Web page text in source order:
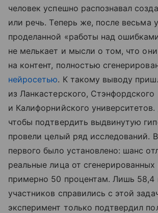
человек успешно распознавал
или речь. Теперь же, после весьма
проделанной «работы над
не мелькает и мысли о том, что
на контент, полностью
нейросетью. К такому выводу
из Ланкастерского, Стэнфордского
и Калифорнийского университетов.
чтобы подтвердить выдвинутую
провели целый ряд исследований.
первого было установлено: шанс
реальные лица от сгенерированных
примерно 50 процентам. Лишь 58,4
участников справились с этой
эксперимент только подтвердил